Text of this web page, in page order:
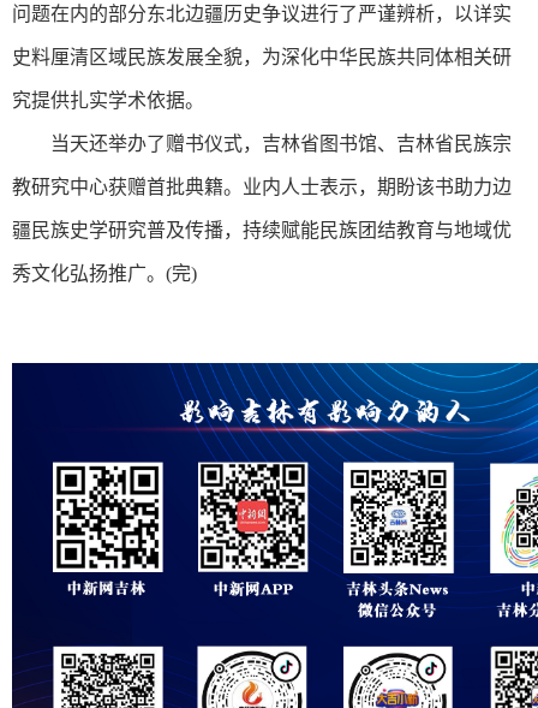
问题在内的部分东北边疆历史争议进行了严谨辨析，以详实
史料厘清区域民族发展全貌，为深化中华民族共同体相关研
究提供扎实学术依据。
当天还举办了赠书仪式，吉林省图书馆、吉林省民族宗
教研究中心获赠首批典籍。业内人士表示，期盼该书助力边
疆民族史学研究普及传播，持续赋能民族团结教育与地域优
秀文化弘扬推广。(完)